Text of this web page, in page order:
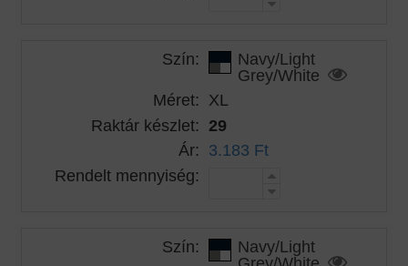
Szín: Navy/Light
Grey/White
Méret: XL
Raktár készlet: 29
Ár: 3.183 Ft
Rendelt mennyiség:
Szín: Navy/Light